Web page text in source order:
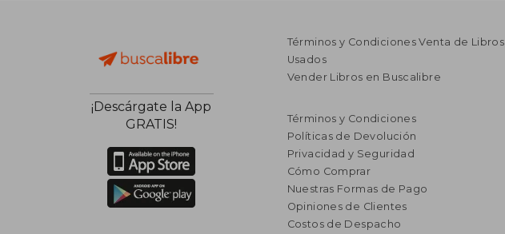
¡Descárgate la App
GRATIS!
Términos y Condiciones Venta de Libros
Usados
Vender Libros en Buscalibre
Términos y Condiciones
Políticas de Devolución
Privacidad y Seguridad
Cómo Comprar
Nuestras Formas de Pago
Opiniones de Clientes
Costos de Despacho